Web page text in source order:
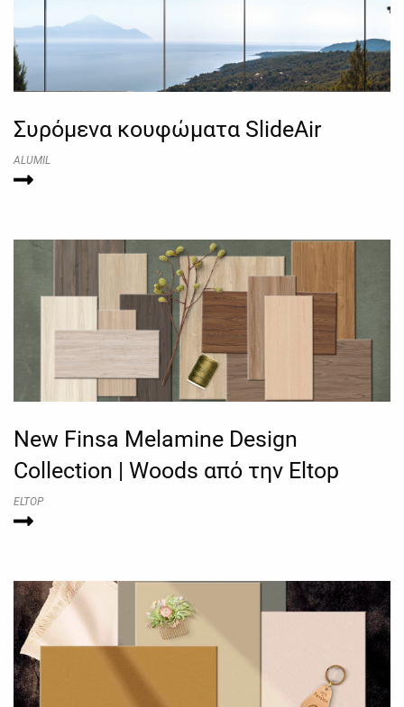
Συρόμενα κουφώματα SlideAir
ALUMIL
New Finsa Melamine Design
Collection | Woods από την Eltop
ELTOP